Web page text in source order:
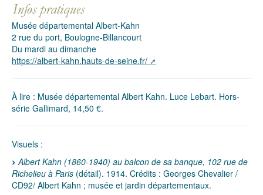
Musée départemental Albert-Kahn
2 rue du port, Boulogne-Billancourt
Du mardi au dimanche
https://albert-kahn.hauts-de-seine.fr/
À lire : Musée départemental Albert Kahn. Luce Lebart. Hors-
série Gallimard, 14,50 €.
Visuels :
Albert Kahn (1860-1940) au balcon de sa banque, 102 rue de
Richelieu à Paris (détail). 1914. Crédits : Georges Chevalier /
CD92/ Albert Kahn ; musée et jardin départementaux.